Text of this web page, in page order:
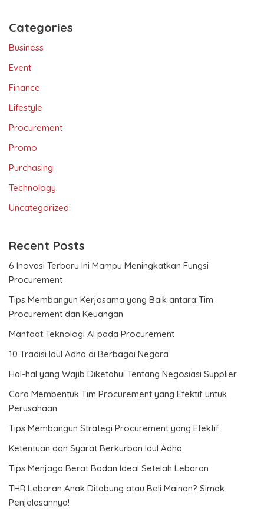
Categories
Business
Event
Finance
Lifestyle
Procurement
Promo
Purchasing
Technology
Uncategorized
Recent Posts
6 Inovasi Terbaru Ini Mampu Meningkatkan Fungsi
Procurement
Tips Membangun Kerjasama yang Baik antara Tim
Procurement dan Keuangan
Manfaat Teknologi AI pada Procurement
10 Tradisi Idul Adha di Berbagai Negara
Hal-hal yang Wajib Diketahui Tentang Negosiasi Supplier
Cara Membentuk Tim Procurement yang Efektif untuk
Perusahaan
Tips Membangun Strategi Procurement yang Efektif
Ketentuan dan Syarat Berkurban Idul Adha
Tips Menjaga Berat Badan Ideal Setelah Lebaran
THR Lebaran Anak Ditabung atau Beli Mainan? Simak
Penjelasannya!